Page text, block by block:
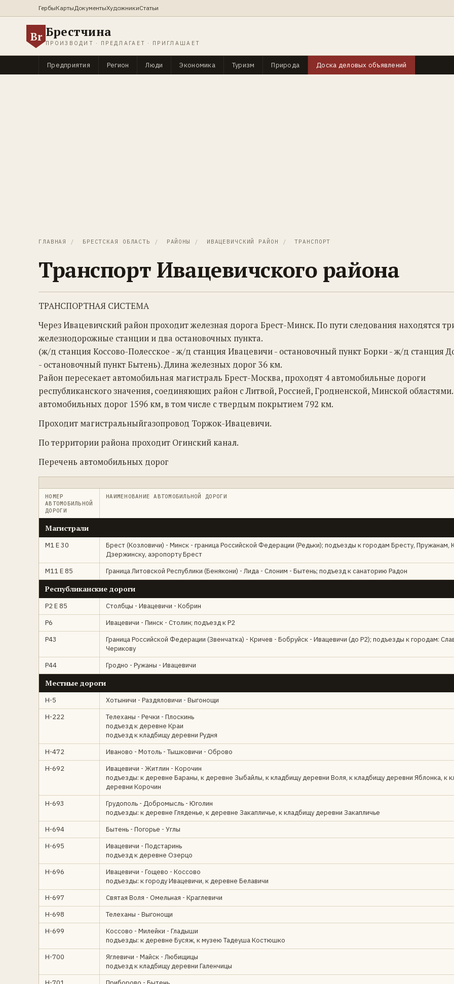
ГербыКартыДокументыХудожникиСтатьи
Br Брестчина
ПРОИЗВОДИТ · ПРЕДЛАГАЕТ · ПРИГЛАШАЕТ
Предприятия Регион Люди Экономика Туризм Природа Доска деловых объявлений
ГЛАВНАЯ / БРЕСТСКАЯ ОБЛАСТЬ / РАЙОНЫ / ИВАЦЕВИЧСКИЙ РАЙОН / ТРАНСПОРТ
Транспорт Ивацевичского района
ТРАНСПОРТНАЯ СИСТЕМА
Через Ивацевичский район проходит железная дорога Брест-Минск. По пути следования находятся
железнодорожные станции и два остановочных пункта.
(ж/д станция Коссово-Полесское - ж/д станция Ивацевичи - остановочный пункт Борки - ж/д станция
- остановочный пункт Бытень). Длина железных дорог 36 км.
Район пересекает автомобильная магистраль Брест-Москва, проходят 4 автомобильные дороги
республиканского значения, соединяющих район с Литвой, Россией, Гродненской, Минской
автомобильных дорог 1596 км, в том числе с твердым покрытием 792 км.
Проходит магистральныйгазопровод Торжок-Ивацевичи.
По территории района проходит Огинский канал.
Перечень автомобильных дорог
НОМЕР
АВТОМОБИЛЬНОЙ
ДОРОГИ
НАИМЕНОВАНИЕ АВТОМОБИЛЬНОЙ ДОРОГИ
Магистрали
М1 E 30
Брест (Козловичи) - Минск - граница Российской Федерации (Редьки); подъезды к городам Бресту, Пружанам,
Дзержинску, аэропорту Брест
М11 E 85
Граница Литовской Республики (Бенякони) - Лида - Слоним - Бытень; подъезд к санаторию Радон
Республиканские дороги
Р2 E 85
Столбцы - Ивацевичи - Кобрин
Р6
Ивацевичи - Пинск - Столин; подъезд к Р2
Р43
Граница Российской Федерации (Звенчатка) - Кричев - Бобруйск - Ивацевичи (до Р2); подъезды к городам:
Черикову
Р44
Гродно - Ружаны - Ивацевичи
Местные дороги
Н-5
Хотыничи - Раздяловичи - Выгонощи
Н-222
Телеханы - Речки - Плоскинь
подъезд к деревне Краи
подъезд к кладбищу деревни Рудня
Н-472
Иваново - Мотоль - Тышковичи - Оброво
Н-692
Ивацевичи - Житлин - Корочин
подъезды: к деревне Бараны, к деревне Зыбайлы, к кладбищу деревни Воля, к кладбищу деревни Яблонка, к
деревни Корочин
Н-693
Грудополь - Добромысль - Юголин
подъезды: к деревне Гляденье, к деревне Закапличье, к кладбищу деревни Закапличье
Н-694
Бытень - Погорье - Углы
Н-695
Ивацевичи - Подстаринь
подъезд к деревне Озерцо
Н-696
Ивацевичи - Гощево - Коссово
подъезды: к городу Ивацевичи, к деревне Белавичи
Н-697
Святая Воля - Омельная - Краглевичи
Н-698
Телеханы - Выгонощи
Н-699
Коссово - Милейки - Гладыши
подъезды: к деревне Бусяж, к музею Тадеуша Костюшко
Н-700
Яглевичи - Майск - Любищицы
подъезд к кладбищу деревни Галенчицы